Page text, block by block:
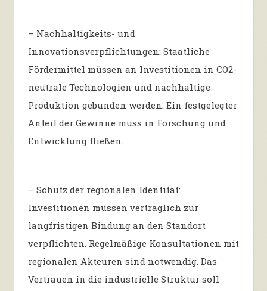
– Nachhaltigkeits- und
Innovationsverpflichtungen: Staatliche
Fördermittel müssen an Investitionen in CO2-
neutrale Technologien und nachhaltige
Produktion gebunden werden. Ein festgelegter
Anteil der Gewinne muss in Forschung und
Entwicklung fließen.
– Schutz der regionalen Identität:
Investitionen müssen vertraglich zur
langfristigen Bindung an den Standort
verpflichten. Regelmäßige Konsultationen mit
regionalen Akteuren sind notwendig. Das
Vertrauen in die industrielle Struktur soll